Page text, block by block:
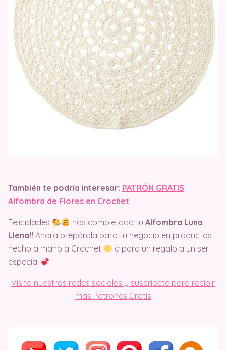
También te podría interesar: PATRÓN GRATIS
Alfombra de Flores en Crochet
Felicidades has completado tuAlfombra Luna
Llena!! Ahora prepárala para tu negocio en productos
hecho a mano a Crochet
o para un regalo a un ser
especial
Visita nuestras redes sociales y suscríbete para recibir
más Patrones Gratis